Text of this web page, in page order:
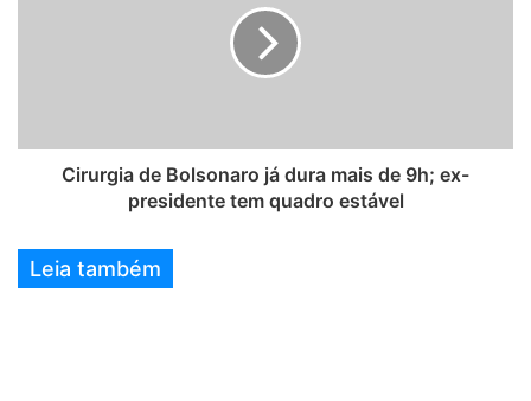
Cirurgia de Bolsonaro já dura mais de 9h; ex-
presidente tem quadro estável
Leia também